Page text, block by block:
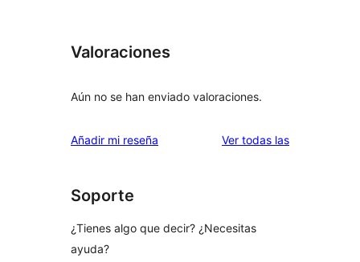
Valoraciones
Aún no se han enviado valoraciones.
Añadir mi reseña Ver todas lasvaloraciones
Soporte
¿Tienes algo que decir? ¿Necesitas
ayuda?